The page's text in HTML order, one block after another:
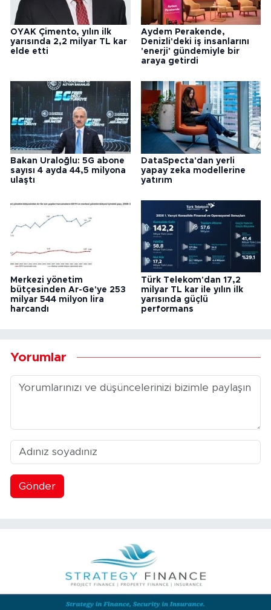
OYAK Çimento, yılın ilk
yarısında 2,2 milyar TL kar
elde etti
Aydem Perakende,
Denizli'deki iş insanlarını
'enerji' gündemiyle bir
araya getirdi
Bakan Uraloğlu: 5G abone
sayısı 4 ayda 44,5 milyona
ulaştı
DataSpecta'dan yerli
yapay zeka modellerine
yatırım
Merkezi yönetim
bütçesinden Ar-Ge'ye 253
milyar 544 milyon lira
harcandı
Türk Telekom'dan 17,2
milyar TL kar ile yılın ilk
yarısında güçlü
performans
Yorumlar
Gönder